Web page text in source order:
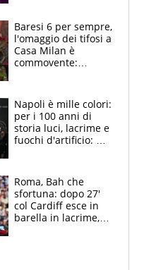
circondati
dall'affetto dei tifosi
Baresi 6 per sempre,
l'omaggio dei tifosi a
Casa Milan è
commovente:
bigliettini
Napoli è mille colori:
per i 100 anni di
storia luci, lacrime e
fuochi d'artificio: De
Roma, Bah che
sfortuna: dopo 27'
col Cardiff esce in
barella in lacrime,